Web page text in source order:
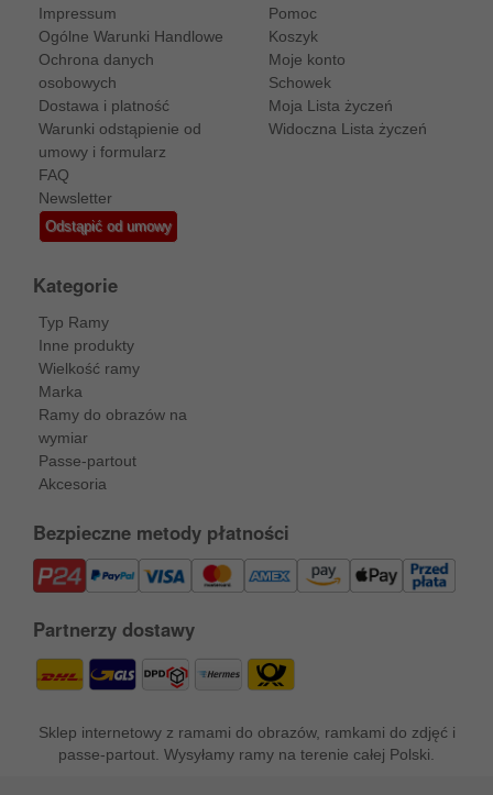
Impressum
Ogólne Warunki Handlowe
Ochrona danych
osobowych
Dostawa i platność
Warunki odstąpienie od
umowy i formularz
FAQ
Newsletter
Odstąpić od umowy
Pomoc
Koszyk
Moje konto
Schowek
Moja Lista życzeń
Widoczna Lista życzeń
Kategorie
Typ Ramy
Inne produkty
Wielkość ramy
Marka
Ramy do obrazów na
wymiar
Passe-partout
Akcesoria
Bezpieczne metody płatności
Partnerzy dostawy
Sklep internetowy z ramami do obrazów, ramkami do zdjęć i
passe-partout. Wysyłamy ramy na terenie całej Polski.